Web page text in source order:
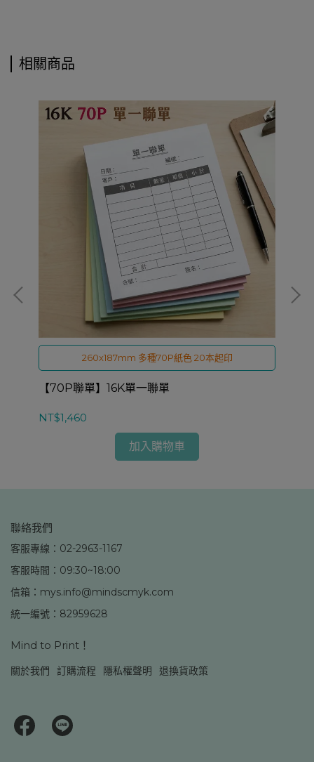
相關商品
260x187mm 多種70P紙色 20本起印
【70P聯單】16K單一聯單
NT$1,460
加入購物車
聯絡我們
客服專線：02-2963-1167
客服時間：09:30~18:00
信箱：mys.info@mindscmyk.com
統一編號：82959628
Mind to Print！
關於我們 訂購流程 隱私權聲明 退換貨政策